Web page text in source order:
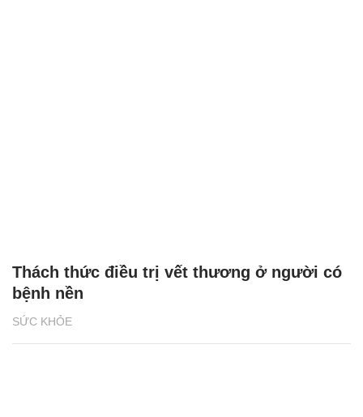
SỨC KHỎE
Thách thức điều trị vết thương ở người có
bệnh nền